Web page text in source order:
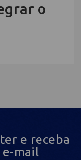
o
e receba
e-mail